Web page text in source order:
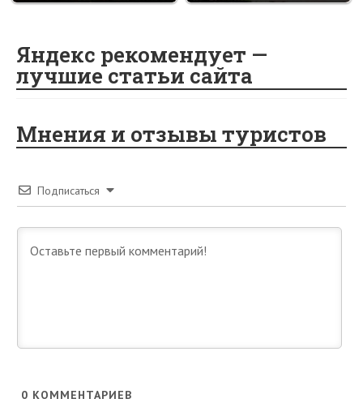
Яндекс рекомендует —
лучшие статьи сайта
Мнения и отзывы туристов
Подписаться
0 КОММЕНТАРИЕВ